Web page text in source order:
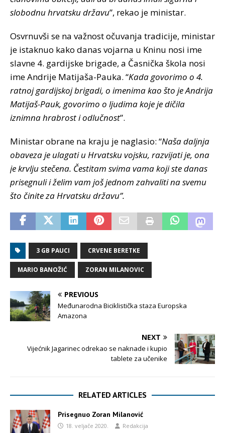
slobodnu hrvatsku državu”, rekao je ministar.
Osvrnuvši se na važnost očuvanja tradicije, ministar
je istaknuo kako danas vojarna u Kninu nosi ime
slavne 4. gardijske brigade, a Časnička škola nosi
ime Andrije Matijaša-Pauka. “Kada govorimo o 4.
ratnoj gardijskoj brigadi, o imenima kao što je Andrija
Matijaš-Pauk, govorimo o ljudima koje je dičila
iznimna hrabrost i odlučnost”.
Ministar obrane na kraju je naglasio: “Naša daljnja
obaveza je ulagati u Hrvatsku vojsku, razvijati je, ona
je krvlju stečena. Čestitam svima vama koji ste danas
prisegnuli i želim vam još jednom zahvaliti na svemu
što činite za Hrvatsku državu”.
3 GB PAUCI CRVENE BERETKE
MARIO BANOŽIĆ ZORAN MILANOVIC
PREVIOUS
Međunarodna Biciklistička staza Europska
Amazona
NEXT
Vijećnik Jagarinec odrekao se naknade i kupio
tablete za učenike
RELATED ARTICLES
Prisegnuo Zoran Milanović
18. veljače 2020. Redakcija